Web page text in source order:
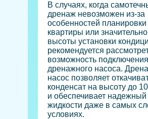
В случаях, когда
дренаж невозможен из-за
особенностей планировки
квартиры или
высоты установки
рекомендуется
возможность подключения
дренажного насоса.
насос позволяет
конденсат на высоту до
и обеспечивает надежный
жидкости даже в самых
условиях.